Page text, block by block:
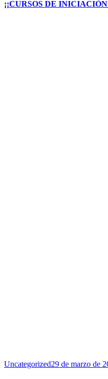
¡¡CURSOS DE
Uncategorized29 de marzo de